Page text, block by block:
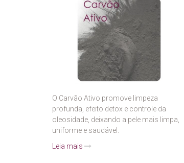
O Carvão Ativo promove limpeza
profunda, efeito detox e controle da
oleosidade, deixando a pele mais limpa,
uniforme e saudável.
Leia mais